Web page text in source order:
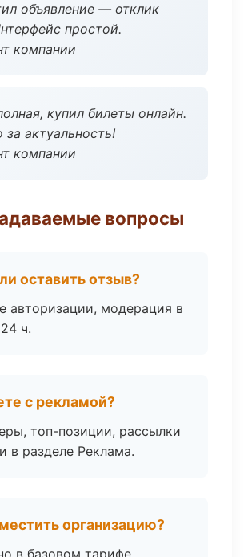
объявление — отклик
простой.
компании
купил билеты онлайн.
за актуальность!
компании
вопросы
оставить отзыв?
авторизации, модерация в
ч.
с рекламой?
топ-позиции, рассылки
в разделе Реклама.
организацию?
в базовом тарифе,